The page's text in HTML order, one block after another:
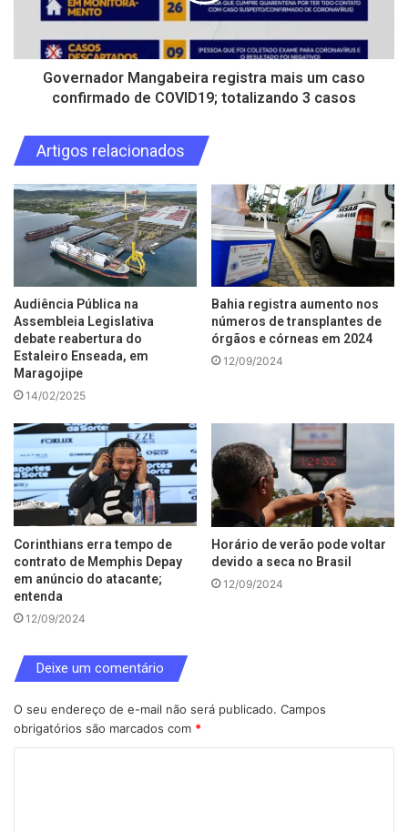
Governador Mangabeira registra mais um caso
confirmado de COVID19; totalizando 3 casos
Artigos relacionados
Audiência Pública na
Assembleia Legislativa
debate reabertura do
Estaleiro Enseada, em
Maragojipe
14/02/2025
Bahia registra aumento nos
números de transplantes de
órgãos e córneas em 2024
12/09/2024
Corinthians erra tempo de
contrato de Memphis Depay
em anúncio do atacante;
entenda
12/09/2024
Horário de verão pode voltar
devido a seca no Brasil
12/09/2024
Deixe um comentário
O seu endereço de e-mail não será publicado. Campos
obrigatórios são marcados com *